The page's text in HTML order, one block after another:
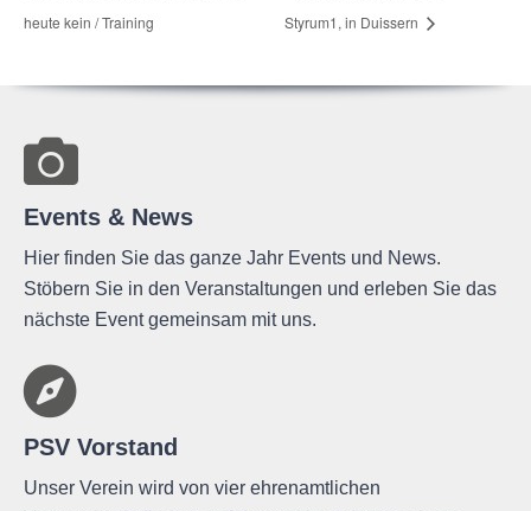
heute kein /​Training
Styrum1, in Duissern
Events & News
Hier finden Sie das ganze Jahr Events und News.
Stöbern Sie in den Veranstaltungen und erleben Sie das
nächste Event gemeinsam mit uns.
PSV Vorstand
Unser Verein wird von vier ehrenamtlichen